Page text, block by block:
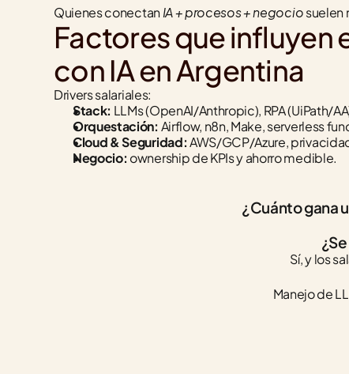
Quienes conectan IA + procesos + negocio suelen
Factores que influyen
con IA en Argentina
Drivers salariales:
Stack: LLMs (OpenAI/Anthropic), RPA (UiPath/
Orquestación: Airflow, n8n, Make, serverless
Cloud & Seguridad: AWS/GCP/Azure,
Negocio: ownership de KPIs y ahorro medible.
¿Cuánto gana
Sí, y los
Manejo de